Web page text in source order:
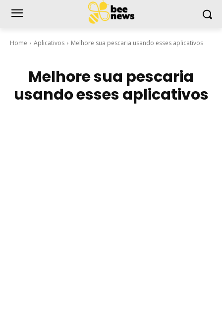
Home Aplicativos Melhore sua pescaria usando esses aplicativos
Melhore sua pescaria
usando esses aplicativos